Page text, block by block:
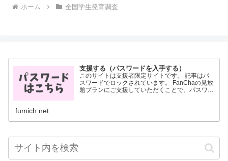
ホーム 全国学生発育調査
支援する（パスワードを入手する）
このサイトは支援者限定サイトです。 記事はパ
スワードでロックされています。 FanChaの見放
題プランにご支援していただくことで、パスワー
fumich.net